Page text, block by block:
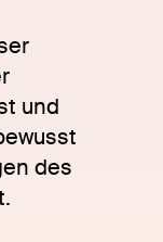
und
des